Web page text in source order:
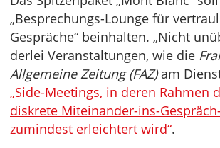
„Besprechungs-Lounge für
Gespräche“ beinhalten. „Nicht
derlei Veranstaltungen, wie die
Allgemeine Zeitung (FAZ)am
„Side-Meetings, in deren Rahmen
diskrete Miteinander-ins-
zumindest erleichtert wird“.